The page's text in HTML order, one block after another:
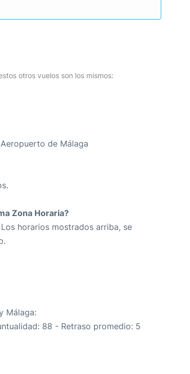
otros vuelos son los mismos:
de Málaga
Zona Horaria?
horarios mostrados arriba, se
Málaga:
88 - Retraso promedio: 5